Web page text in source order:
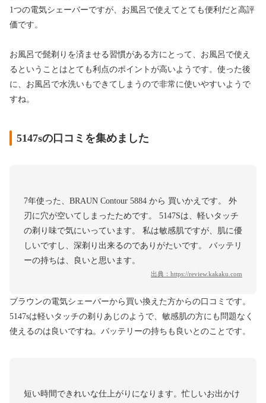
1つの電気シェーバーですが、お風呂で使えてとても便利だと高評
価です。
お風呂で髭剃りを済ませる習慣がある方にとって、お風呂で使え
るということはとても利点のポイントが高いようです。使った後
に、お風呂で水洗いもできてしまうので非常に使いやすいようで
すね。
5147sの口コミを集めました
7年使った、BRAUN Contour 5884 から 買いかえです。 外
刃に穴が空いてしまったためです。 5147Sは、軽いタッチ
の剃り味で気にいっています。 私は敏感肌ですが、肌に優
しいですし、深剃り出来るのでありがたいです。 バッテリ
ーの持ちは、良いと思います。
出典： https://review.kakaku.com
ブラウンの電気シェーバーから買い換えた方からの口コミです。
5147sは軽いタッチの剃りあじのようで、敏感肌の方にも問題なく
使えるのは良いですね。バッテリーの持ちも良いとのことです。
短い時間できれいな仕上がりになります。忙しいお出かけ